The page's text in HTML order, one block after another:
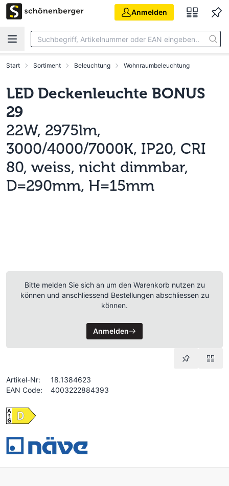
Zum Hauptinhalt springen
Anmelden
Start Sortiment Beleuchtung Wohnraumbeleuchtung
LED Deckenleuchte BONUS
29
22W, 2975lm,
3000/4000/7000K, IP20, CRI
80, weiss, nicht dimmbar,
D=290mm, H=15mm
Bitte melden Sie sich an um den Warenkorb nutzen zu
können und anschliessend Bestellungen abschliessen zu
können.
Anmelden
Artikel-Nr:
18.1384623
EAN Code:
4003222884393